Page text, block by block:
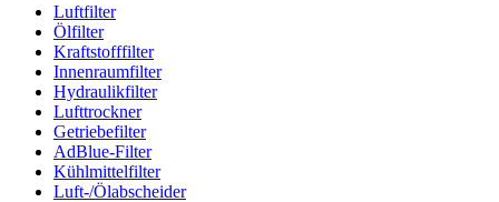
Luftfilter
Ölfilter
Kraftstofffilter
Innenraumfilter
Hydraulikfilter
Lufttrockner
Getriebefilter
AdBlue-Filter
Kühlmittelfilter
Luft-/Ölabscheider